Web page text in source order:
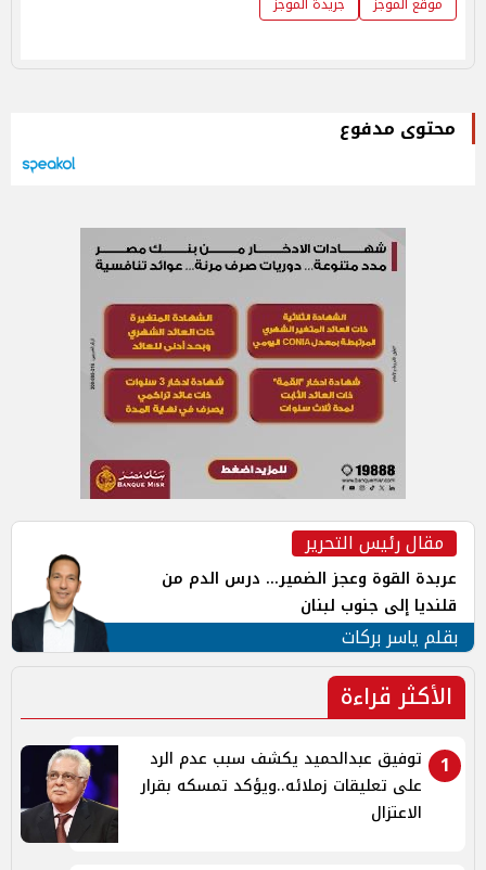
محتوى مدفوع
مقال رئيس التحرير
عربدة القوة وعجز الضمير... درس الدم من
قلنديا إلى جنوب لبنان
بقلم ياسر بركات
الأكثر قراءة
1
توفيق عبدالحميد يكشف سبب عدم الرد
على تعليقات زملائه..ويؤكد تمسكه بقرار
الاعتزال